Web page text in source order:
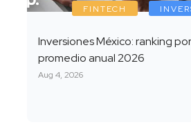
FINTECH
Inversiones México: ranking
promedio anual 2026
Aug 4, 2026